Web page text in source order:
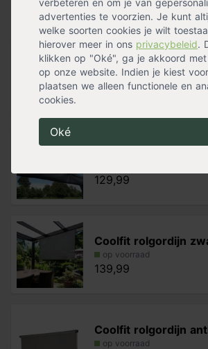
verbeteren en om je van
advertenties te voorzien. Je kunt
welke soorten cookies je wilt
hierover meer in ons privacybeleid.
klikken op "Oké", ga je akkoord
op onze website. Indien je kiest voor
plaatsen we alleen functionele en
cookies.
Oké
De eigenschappen van de pergola
- Zeer sterk HTPE geknoopt doek
- Winnaar Innovatieprijs Tuinidee Award
- Bevestiging- en katrollenset in
- Tot 95% bescherming tegen
- Geeft verkoeling bij warm weer
- Schimmelwerend
- Eenvoudig te installeren
Handig voor erbij
Coolfit rolgordijn
op voorraad
139,99
129,99
Coolfit rolgordijn
op voorraad
139,99
Coolfit rolgordijn
op voorraad